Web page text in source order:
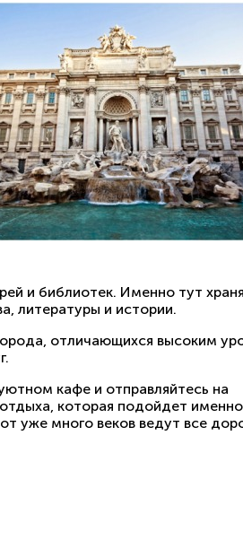
и библиотек. Именно тут
литературы и истории.
отличающихся высоким
кафе и отправляйтесь на
которая подойдет
уже много веков ведут все